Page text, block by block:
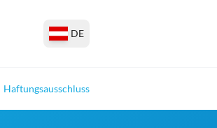
DE
Haftungsausschluss